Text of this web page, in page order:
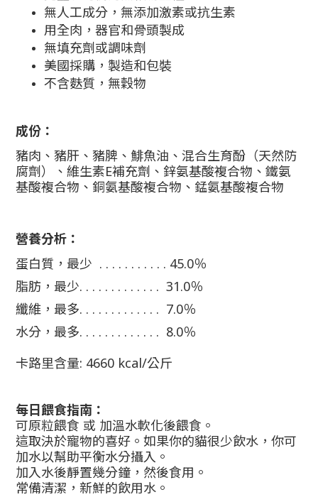
無人工成分， 無添加激素或抗生素
用全肉，器官和骨頭製成
無填充劑或調味劑
美國採購，製造和包裝
不含麩質，無穀物
成份：
豬肉、豬肝、豬脾、鯡魚油、混合生育酚（天然防
腐劑）、維生素E補充劑、鋅氨基酸複合物、鐵氨
基酸複合物、銅氨基酸複合物、錳氨基酸複合物
營養分析：
蛋白質，最少 . . . . . . . . . . . 45.0％
脂肪，最少. . . . . . . . . . . . . 31.0％
纖維，最多. . . . . . . . . . . . . 7.0％
水分，最多. . . . . . . . . . . . . 8.0％
卡路里含量: 4660 kcal/公斤
每日餵食指南：
可原粒餵食 或 加溫水軟化後餵食。
這取決於寵物的喜好。如果你的貓很少飲水，你可
加水以幫助平衡水分攝入。
加入水後靜置幾分鐘，然後食用。
常備清潔，新鮮的飲用水。